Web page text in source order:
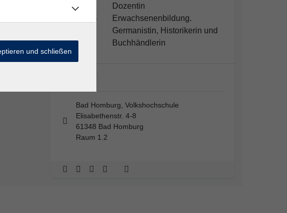
Dozentin
Erwachsenenbildung.
Germanistin, Historikerin und
Buchhändlerin
Bad Homburg, Volkshochschule
Elisabethenstr. 4-8
61348 Bad Homburg
Raum 1.2
und schließen